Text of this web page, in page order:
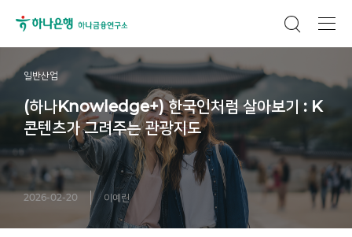
일반산업
(하나Knowledge+) 한국인처럼 살아보기 : K
콘텐츠가 그려주는 관광지도
2026-02-20 이예린